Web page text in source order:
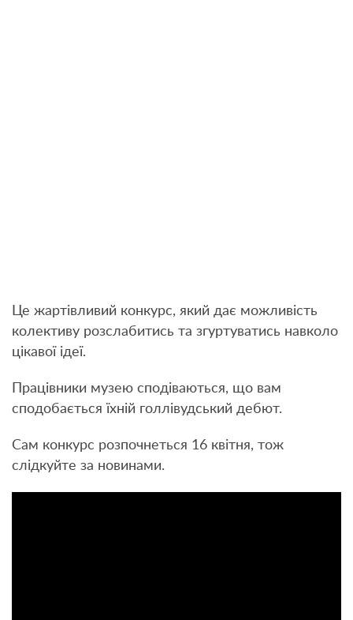
Це жартівливий конкурс, який дає можливість
колективу розслабитись та згуртуватись навколо
цікавої ідеї.
Працівники музею сподіваються, що вам
сподобається їхній голлівудський дебют.
Сам конкурс розпочнеться 16 квітня, тож
слідкуйте за новинами.